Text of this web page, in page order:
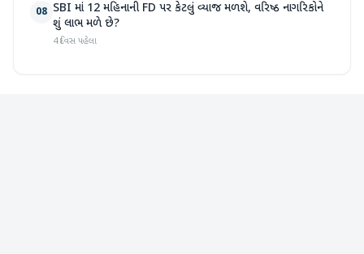
08 SBI માં 12 મહિનાની FD પર કેટલું વ્યાજ મળશે, વરિષ્ઠ નાગરિકોને
શું લાભ મળે છે?
4 દિવસ પહેલા